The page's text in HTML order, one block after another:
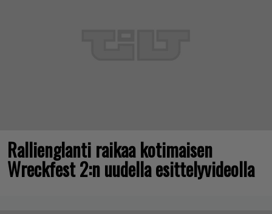
Rallienglanti raikaa kotimaisen
Wreckfest 2:n uudella esittelyvideolla